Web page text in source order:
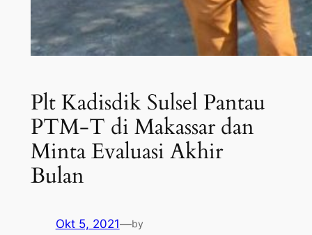
Plt Kadisdik Sulsel Pantau
PTM-T di Makassar dan
Minta Evaluasi Akhir
Bulan
Okt 5, 2021—by